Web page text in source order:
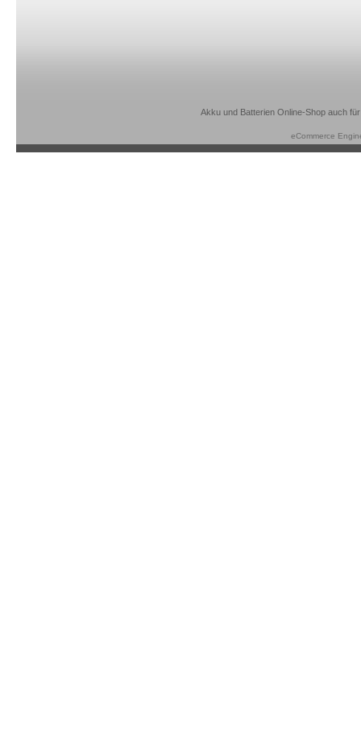
Akku und Batterien Online-Shop auch
eCommerce